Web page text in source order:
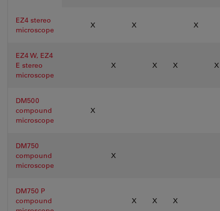
EZ4 stereo
microscope
X X X
EZ4 W, EZ4
E stereo
microscope
X X X X
DM500
compound
microscope
X
DM750
compound
microscope
X
DM750 P
compound
X X X